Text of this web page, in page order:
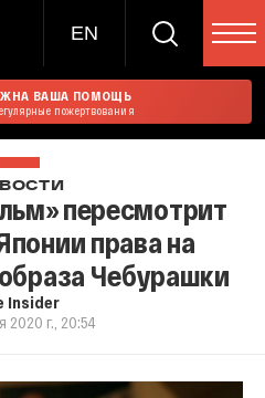
EN
ВАША ПОМОЩЬ
пожертвования
пересмотрит
права на
Чебурашки
Insider
2020 г., 20:54